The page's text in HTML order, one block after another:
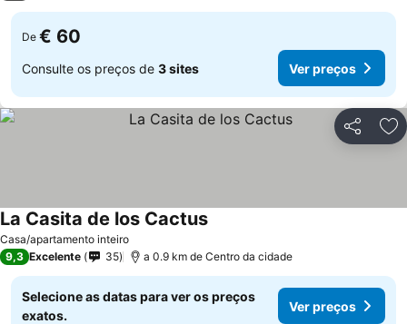
De € 60
Consulte os preços de 3 sites Ver preços
Partilhar
Casa/apartamento inteiro
La Casita de los Cactus
9,3 Excelente 35 a 0.9 km de Centro da cidade
Selecione as datas para ver os preços
exatos.
Ver preços